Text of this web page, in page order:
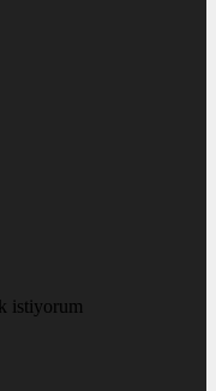
istiyorum